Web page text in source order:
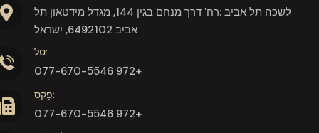
לשכה תל אביב :רח' דרך מנחם בגין 144, מגדל מידטאון תל
אביב 6492102, ישראל
טל:
077-670-5546 972+
פַקס:
077-670-5546 972+